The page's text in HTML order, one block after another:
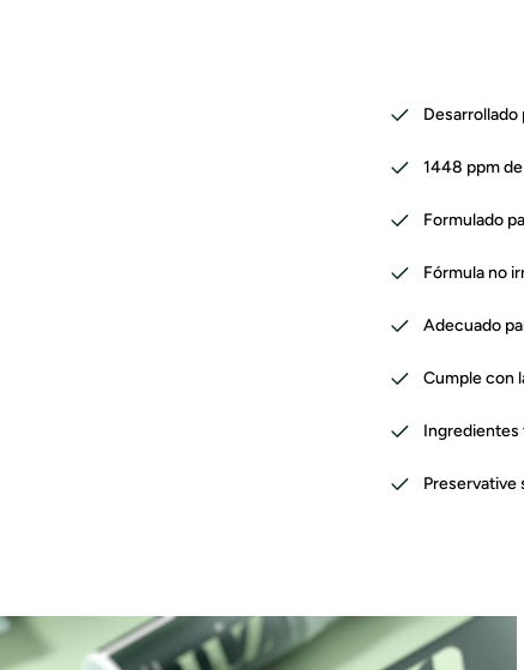
1448 ppm
Formulado
Fórmula no
Adecuado
Cumple con
Preservative